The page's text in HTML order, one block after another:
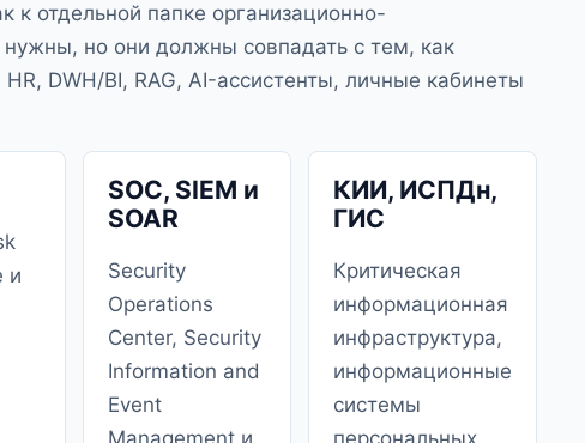
к отдельной папке организационно-
но они должны совпадать с тем, как
DWH/BI, RAG, AI-ассистенты, личные кабинеты
и
SOC, SIEM и
SOAR
Security
Operations
Center, Security
Information and
Event
КИИ, ИСПДн,
ГИС
Критическая
информационная
инфраструктура,
информационные
системы